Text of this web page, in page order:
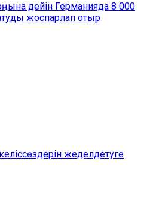
дейін Германияда 8 000
жоспарлап отыр
жеделдетуге